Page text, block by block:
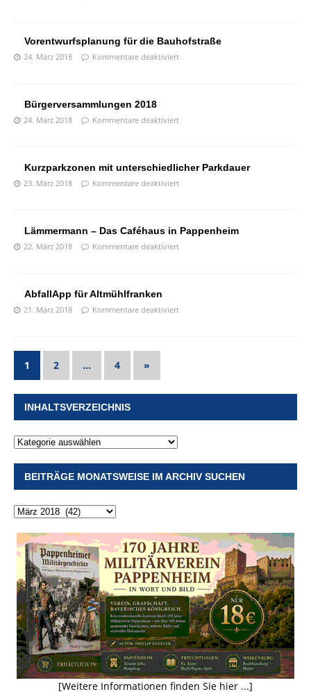
Vorentwurfsplanung für die Bauhofstraße
24. März 2018 Kommentare deaktiviert
Bürgerversammlungen 2018
24. März 2018 Kommentare deaktiviert
Kurzparkzonen mit unterschiedlicher Parkdauer
23. März 2018 Kommentare deaktiviert
Lämmermann – Das Caféhaus in Pappenheim
22. März 2018 Kommentare deaktiviert
AbfallApp für Altmühlfranken
21. März 2018 Kommentare deaktiviert
1 2 … 4 »
INHALTSVERZEICHNIS
BEITRÄGE MONATSWEISE IM ARCHIV SUCHEN
[Weitere Informationen finden Sie hier ...]